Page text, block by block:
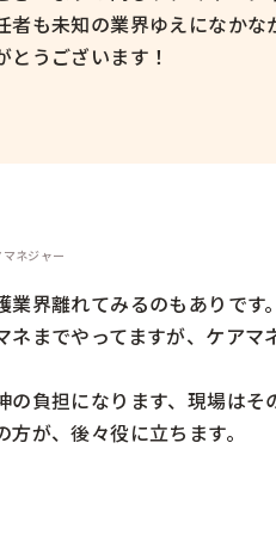
者も未知の業界ゆえになか
ネジャー
業界離れてみるのもありで
ネまでやってますが、ケア
の負担になります、現場は
が、後々役に立ちます。